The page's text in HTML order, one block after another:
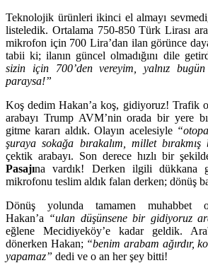
Teknolojik ürünleri ikinci el almayı
listeledik. Ortalama 750-850 Türk Lirası
mikrofon için 700 Lira’dan ilan görünce
tabii ki; ilanın güncel olmadığını dile
sizin için 700’den vereyim, yalnız
paraysa!”
Koş dedim Hakan’a koş, gidiyoruz! Trafik
arabayı Trump AVM’nin orada bir yere
gitme kararı aldık. Olayın acelesiyle
şuraya sokağa bırakalım, millet
çektik arabayı. Son derece hızlı bir
Pasajına vardık! Derken ilgili dükkana
mikrofonu teslim aldık falan derken; dönüş
Dönüş yolunda tamamen muhabbet
Hakan’a “ulan düşünsene bir gidiyoruz
eğlene Mecidiyeköy’e kadar geldik.
dönerken Hakan; “benim arabam ağırdır,
yapamaz” dedi ve o an her şey bitti!